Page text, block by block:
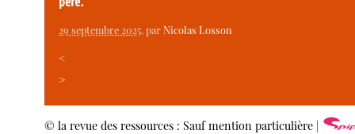
29 septembre 2025, parNicolas Losson
<
>
© la revue des ressources : Sauf mention particulière |